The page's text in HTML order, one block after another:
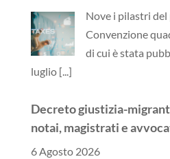
Nove i pilastri
Convenzione
di cui è stata
luglio [...]
Decreto giustizia-
notai, magistrati e
6 Agosto 2026